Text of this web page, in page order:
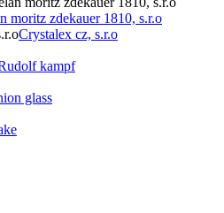
moritz zdekauer 1810, s.r.o
Crystalex cz, s.r.o
kampf
glass